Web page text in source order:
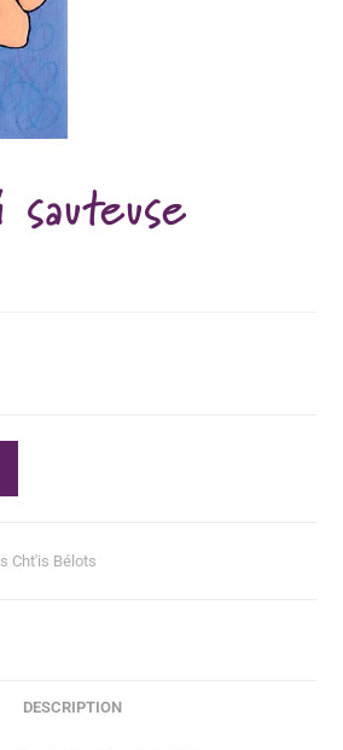
Cht'is Bélots
DESCRIPTION